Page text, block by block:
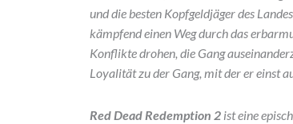
und die besten Kopfgeldjäger des
kämpfend einen Weg durch das
Konflikte drohen, die Gang
Loyalität zu der Gang, mit der er einst
Red Dead Redemption 2 ist eine